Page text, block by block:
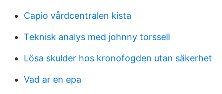
Capio vårdcentralen kista
Teknisk analys med johnny torssell
Lösa skulder hos kronofogden utan säkerhet
Vad ar en epa